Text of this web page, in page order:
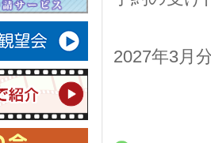
2027年3月